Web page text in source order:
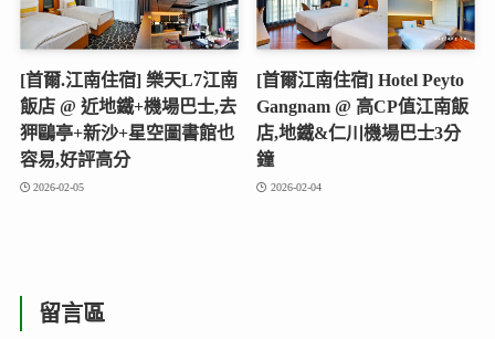
[首爾.江南住宿] 樂天L7江南
飯店 @ 近地鐵+機場巴士,去
狎鷗亭+新沙+星空圖書館也
容易,好評高分
2026-02-05
[首爾江南住宿] Hotel Peyto
Gangnam @ 高CP值江南飯
店,地鐵&仁川機場巴士3分
鐘
2026-02-04
留言區